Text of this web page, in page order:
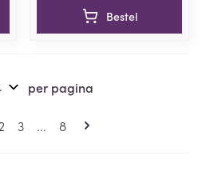
Bestel
Pagina's
momenteel pagina
Pagina
2 Pagina
3 ... Pagina
8
per pagina